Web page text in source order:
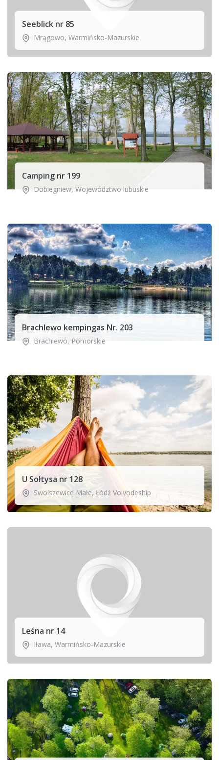
Seeblick nr 85
Mrągowo, Warmińsko-Mazurskie
Camping nr 199
Dobiegniew, Województwo lubuskie
Brachlewo kempingas Nr. 203
Brachlewo, Pomorskie
U Sołtysa nr 128
Swolszewice Małe, Łódź Voivodeship
Leśna nr 14
Iława, Warmińsko-Mazurskie